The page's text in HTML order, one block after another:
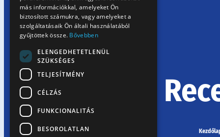
más információkkal, amelyeket Ön
biztosított számukra, vagy amelyeket a
szolgáltatásaik Ön általi használatából
gyűjtöttek össze. Bővebben
ELENGEDHETETLENÜL
SZÜKSÉGES
TELJESÍTMÉNY
CÉLZÁS
FUNKCIONALITÁS
BESOROLATLAN